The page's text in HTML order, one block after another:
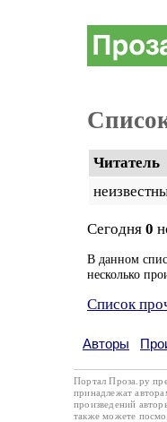
Читатель
Сегодня 0
В данном
несколько
Список
Авторы
Портал Проза.ру
принадлежат
произведений
также можете